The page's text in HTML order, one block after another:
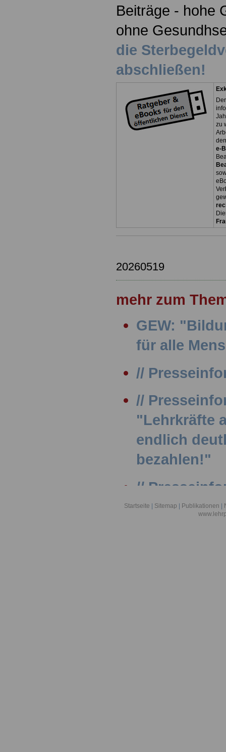
Beiträge - hohe
ohne
die
abschließen!
zu
e-
Ver
20260519
mehr zum
GEW:
für alle
//
//
"Lehrkräfte
endlich
bezahlen!"
//
Startseite Sitemap Publikationen